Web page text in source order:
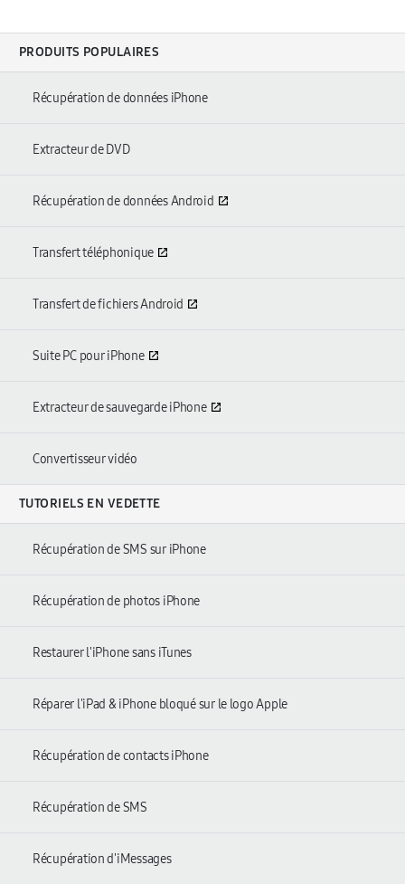
PRODUITS POPULAIRES
Récupération de données iPhone
Extracteur de DVD
Récupération de données Android
Transfert téléphonique
Transfert de fichiers Android
Suite PC pour iPhone
Extracteur de sauvegarde iPhone
Convertisseur vidéo
TUTORIELS EN VEDETTE
Récupération de SMS sur iPhone
Récupération de photos iPhone
Restaurer l'iPhone sans iTunes
Réparer l'iPad & iPhone bloqué sur le logo Apple
Récupération de contacts iPhone
Récupération de SMS
Récupération d'iMessages